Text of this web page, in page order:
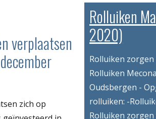
verplaatsen
zich op
Rolluiken
2020)
Rolluiken
Rolluiken
Oudsbergen -
rolluiken: -
Rolluiken